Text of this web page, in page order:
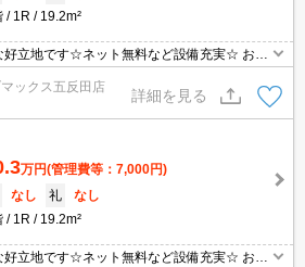
1R 19.2m²
好立地です☆ネット無料など設備充実☆ お問
ト非掲載や空き予定など豊富な物件からご
軽にお問い合わせください☆
ックス五反田店
詳細を見る
万円(管理費等：7,000円)
なし 礼
なし
1R 19.2m²
好立地です☆ネット無料など設備充実☆ お問